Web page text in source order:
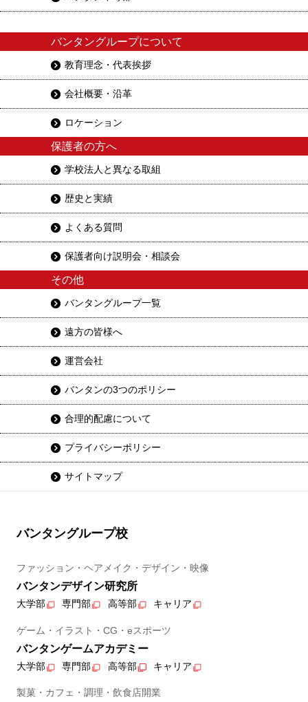
バンタングループについて
教育理念・代表挨拶
会社概要・沿革
ロケーション
保護者の方へ
学校法人と異なる取組
歴史と実績
よくある質問
保護者向け説明会・相談会
その他
バンタングループ一覧
遠方の皆様へ
運営会社
バンタンの3つのポリシー
合理的配慮について
プライバシーポリシー
サイトマップ
バンタングループ校
ファッション・ヘアメイク・デザイン・映像
バンタンデザイン研究所
大学部 専門部 高等部 キャリア
ゲーム・イラスト・CG・eスポーツ
バンタンゲームアカデミー
大学部 専門部 高等部 キャリア
製菓・カフェ・調理・飲食店開業